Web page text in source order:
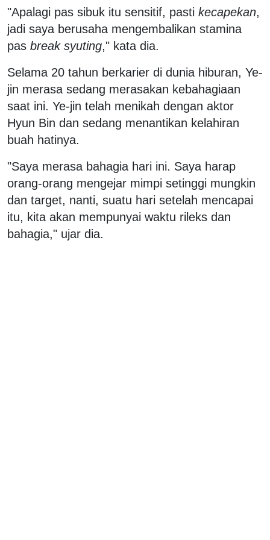
"Apalagi pas sibuk itu sensitif, pasti kecapekan,
jadi saya berusaha mengembalikan stamina
pas break syuting," kata dia.
Selama 20 tahun berkarier di dunia hiburan, Ye-
jin merasa sedang merasakan kebahagiaan
saat ini. Ye-jin telah menikah dengan aktor
Hyun Bin dan sedang menantikan kelahiran
buah hatinya.
"Saya merasa bahagia hari ini. Saya harap
orang-orang mengejar mimpi setinggi mungkin
dan target, nanti, suatu hari setelah mencapai
itu, kita akan mempunyai waktu rileks dan
bahagia," ujar dia.